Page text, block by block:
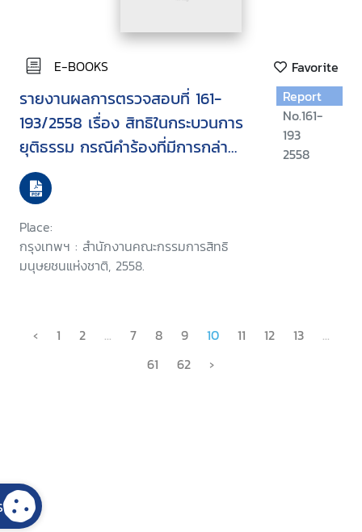
E-BOOKS Favorite
รายงานผลการตรวจสอบที่ 161-
193/2558 เรื่อง สิทธิในกระบวนการ
ยุติธรรม กรณีคำร้องที่มีการกล่า
วอ้างว่ามีการกระทำทรมาน และการ
ปฏิบัติหรือการลงโทษอื่นที่ไร้
มนุษยธรรมในพื้นที่จังหวัดชายแดน
ภาคใต้
Place:
กรุงเทพฯ : สำนักงานคณะกรรมการสิทธิ
มนุษยชนแห่งชาติ, 2558.
Report
No.161-
193
2558
‹ 1 2 ... 7 8 9 10 11 12 13
...
61
62 ›